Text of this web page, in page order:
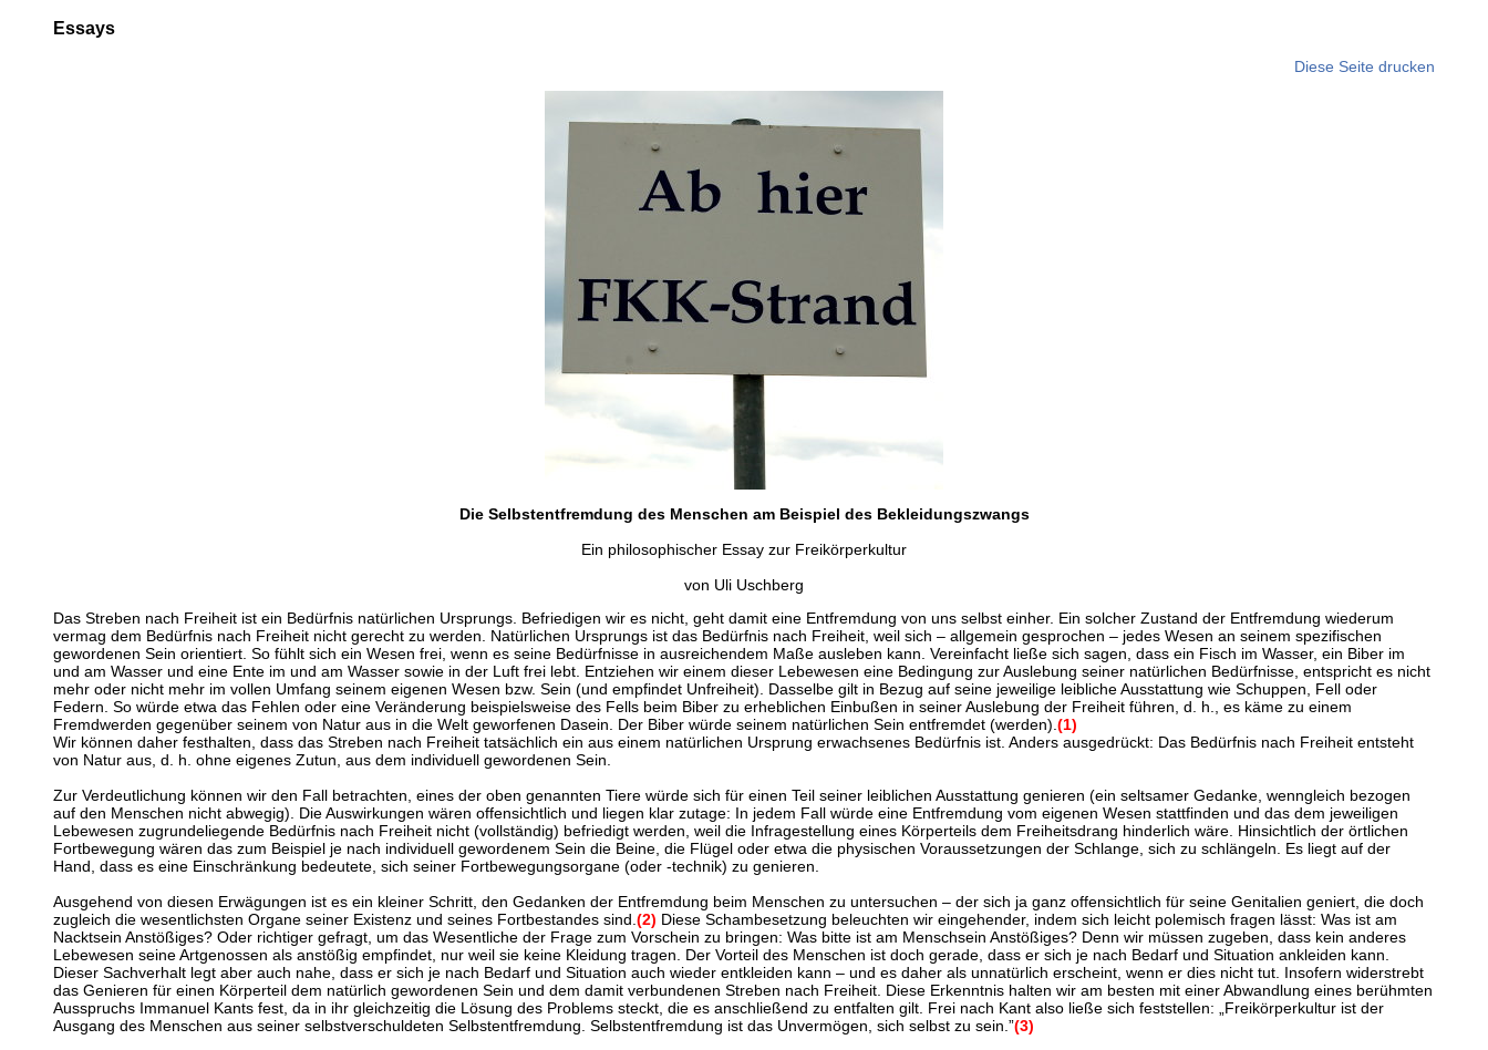
Essays
Diese Seite drucken
Die Selbstentfremdung des Menschen am Beispiel des Bekleidungszwangs
Ein philosophischer Essay zur Freikörperkultur
von Uli Uschberg
Das Streben nach Freiheit ist ein Bedürfnis natürlichen Ursprungs. Befriedigen wir es nicht, geht damit eine Entfremdung von uns selbst einher. Ein solcher Zustand der Entfremdung wiederum
vermag dem Bedürfnis nach Freiheit nicht gerecht zu werden. Natürlichen Ursprungs ist das Bedürfnis nach Freiheit, weil sich – allgemein gesprochen – jedes Wesen an seinem spezifischen
gewordenen Sein orientiert. So fühlt sich ein Wesen frei, wenn es seine Bedürfnisse in ausreichendem Maße ausleben kann. Vereinfacht ließe sich sagen, dass ein Fisch im Wasser, ein Biber im
und am Wasser und eine Ente im und am Wasser sowie in der Luft frei lebt. Entziehen wir einem dieser Lebewesen eine Bedingung zur Auslebung seiner natürlichen Bedürfnisse, entspricht es nicht
mehr oder nicht mehr im vollen Umfang seinem eigenen Wesen bzw. Sein (und empfindet Unfreiheit). Dasselbe gilt in Bezug auf seine jeweilige leibliche Ausstattung wie Schuppen, Fell oder
Federn. So würde etwa das Fehlen oder eine Veränderung beispielsweise des Fells beim Biber zu erheblichen Einbußen in seiner Auslebung der Freiheit führen, d. h., es käme zu einem
Fremdwerden gegenüber seinem von Natur aus in die Welt geworfenen Dasein. Der Biber würde seinem natürlichen Sein entfremdet (werden). (1)
Wir können daher festhalten, dass das Streben nach Freiheit tatsächlich ein aus einem natürlichen Ursprung erwachsenes Bedürfnis ist. Anders ausgedrückt: Das Bedürfnis nach Freiheit entsteht
von Natur aus, d. h. ohne eigenes Zutun, aus dem individuell gewordenen Sein.
Zur Verdeutlichung können wir den Fall betrachten, eines der oben genannten Tiere würde sich für einen Teil seiner leiblichen Ausstattung genieren (ein seltsamer Gedanke, wenngleich bezogen
auf den Menschen nicht abwegig). Die Auswirkungen wären offensichtlich und liegen klar zutage: In jedem Fall würde eine Entfremdung vom eigenen Wesen stattfinden und das dem jeweiligen
Lebewesen zugrundeliegende Bedürfnis nach Freiheit nicht (vollständig) befriedigt werden, weil die Infragestellung eines Körperteils dem Freiheitsdrang hinderlich wäre. Hinsichtlich der örtlichen
Fortbewegung wären das zum Beispiel je nach individuell gewordenem Sein die Beine, die Flügel oder etwa die physischen Voraussetzungen der Schlange, sich zu schlängeln. Es liegt auf der
Hand, dass es eine Einschränkung bedeutete, sich seiner Fortbewegungsorgane (oder -technik) zu genieren.
Ausgehend von diesen Erwägungen ist es ein kleiner Schritt, den Gedanken der Entfremdung beim Menschen zu untersuchen – der sich ja ganz offensichtlich für seine Genitalien geniert, die doch
zugleich die wesentlichsten Organe seiner Existenz und seines Fortbestandes sind. (2) Diese Schambesetzung beleuchten wir eingehender, indem sich leicht polemisch fragen lässt: Was ist am
Nacktsein Anstößiges? Oder richtiger gefragt, um das Wesentliche der Frage zum Vorschein zu bringen: Was bitte ist am Menschsein Anstößiges? Denn wir müssen zugeben, dass kein anderes
Lebewesen seine Artgenossen als anstößig empfindet, nur weil sie keine Kleidung tragen. Der Vorteil des Menschen ist doch gerade, dass er sich je nach Bedarf und Situation ankleiden kann.
Dieser Sachverhalt legt aber auch nahe, dass er sich je nach Bedarf und Situation auch wieder entkleiden kann – und es daher als unnatürlich erscheint, wenn er dies nicht tut. Insofern widerstrebt
das Genieren für einen Körperteil dem natürlich gewordenen Sein und dem damit verbundenen Streben nach Freiheit. Diese Erkenntnis halten wir am besten mit einer Abwandlung eines berühmten
Ausspruchs Immanuel Kants fest, da in ihr gleichzeitig die Lösung des Problems steckt, die es anschließend zu entfalten gilt. Frei nach Kant also ließe sich feststellen: „Freikörperkultur ist der
Ausgang des Menschen aus seiner selbstverschuldeten Selbstentfremdung. Selbstentfremdung ist das Unvermögen, sich selbst zu sein.”(3)